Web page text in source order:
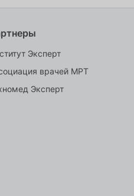
Эксперт
врачей МРТ
Эксперт